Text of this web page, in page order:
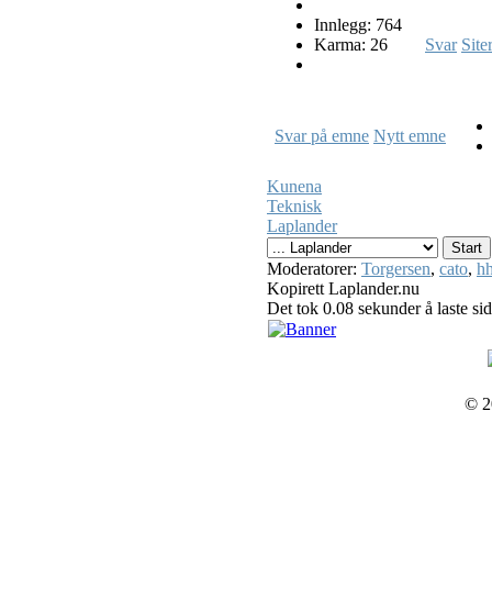
Innlegg: 764
Karma: 26
Svar Siter
Svar på emne Nytt emne
Kunena
Teknisk
Laplander
Moderatorer: Torgersen, cato,
Kopirett Laplander.nu
Det tok 0.08 sekunder å laste
©